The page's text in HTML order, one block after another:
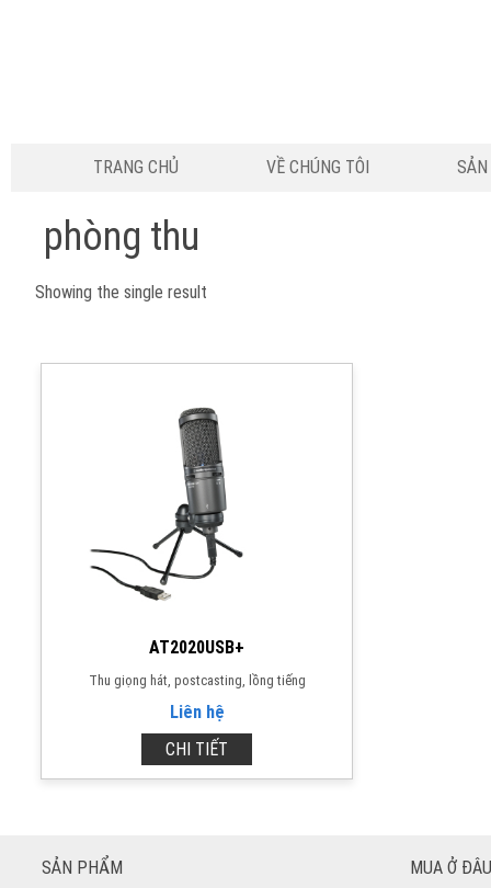
TRANG CHỦ VỀ CHÚNG TÔI
phòng thu
Showing the single result
AT2020USB+
Thu giọng hát, postcasting, lồng tiếng
Liên hệ
CHI TIẾT
SẢN PHẨM MUA Ở